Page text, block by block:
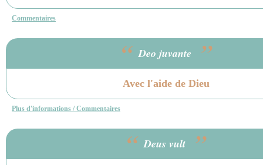
Commentaires
“ Deo juvante ”
Avec l'aide de Dieu
Plus d'informations / Commentaires
“ Deus vult ”